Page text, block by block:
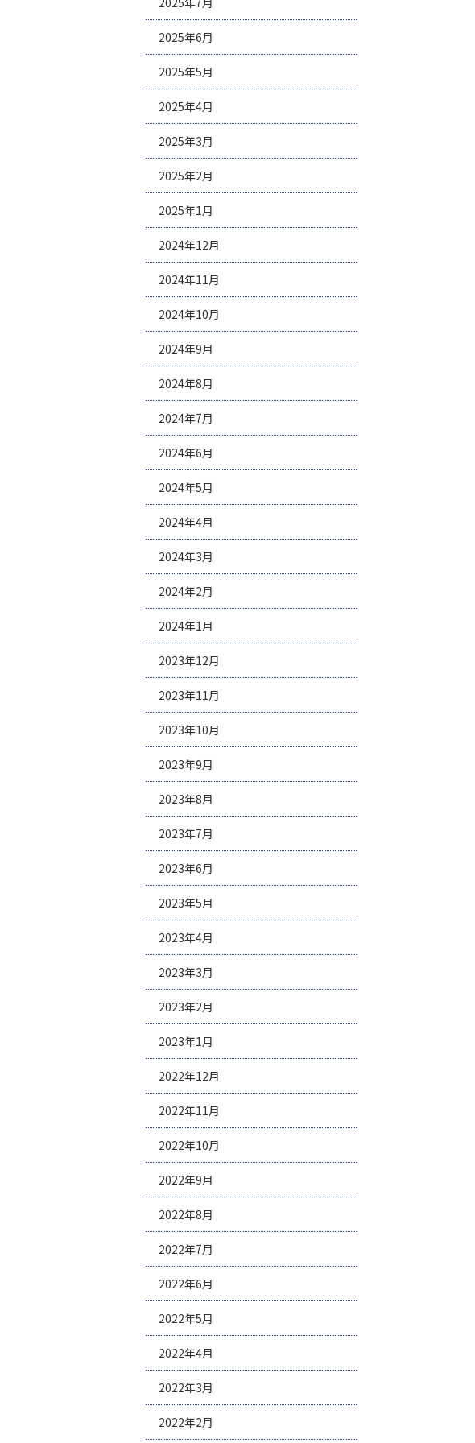
2025年6月
2025年5月
2025年4月
2025年3月
2025年2月
2025年1月
2024年12月
2024年11月
2024年10月
2024年9月
2024年8月
2024年7月
2024年6月
2024年5月
2024年4月
2024年3月
2024年2月
2024年1月
2023年12月
2023年11月
2023年10月
2023年9月
2023年8月
2023年7月
2023年6月
2023年5月
2023年4月
2023年3月
2023年2月
2023年1月
2022年12月
2022年11月
2022年10月
2022年9月
2022年8月
2022年7月
2022年6月
2022年5月
2022年4月
2022年3月
2022年2月